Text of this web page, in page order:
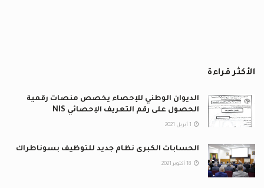
الأكثر قراءة
الديوان الوطني للإحصاء يخصص منصات رقمية
الحصول على رقم التعريف الإحصائي NIS
الحسابات الكبرى نظام جديد للتوظيف بسوناطراك